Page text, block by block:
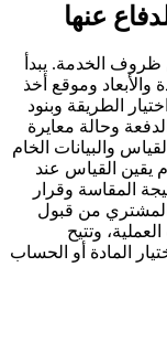
عنها
الخدمة. يبدأ
والأبعاد وموقع أخذ
الطريقة وبنود
وحالة معايرة
والبيانات الخام
يقين القياس عند
المقاسة وقرار
المشتري من قبول
وتتيح
المادة أو الحساب